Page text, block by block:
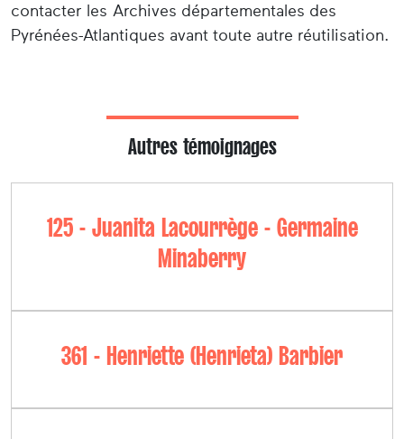
contacter les Archives départementales des
Pyrénées-Atlantiques avant toute autre réutilisation.
Autres témoignages
125 - Juanita Lacourrège - Germaine
Minaberry
361 - Henriette (Henrieta) Barbier